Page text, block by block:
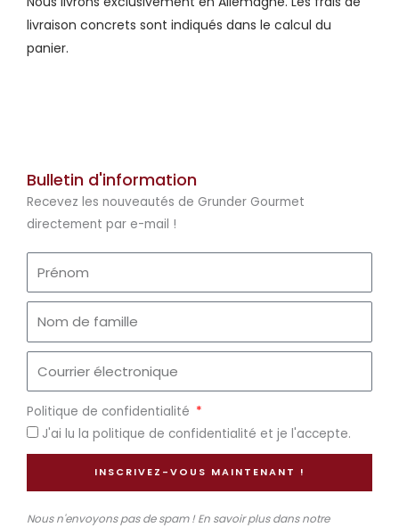
livraison concrets sont indiqués dans le calcul du
panier.
Bulletin d'information
Recevez les nouveautés de Grunder Gourmet
directement par e-mail !
Politique de confidentialité
J'ai lu la politique de confidentialité et je l'accepte.
INSCRIVEZ-VOUS MAINTENANT !
Nous n'envoyons pas de spam ! En savoir plus dans notre